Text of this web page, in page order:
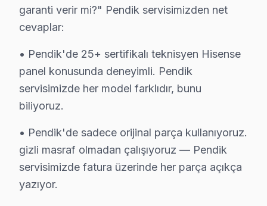
Hisense cihaz'lerin tamiri, modeline ve arızanın
Panel/Ekran Değişimi:
Anakart Tamiri:Modellerin serisine bağlı
Güç Kartı, LED Backlight, T-Con Kartı:
Yazılım/Firmware İşlemleri:
Yazılım
Pendik'de Hisense Teknik Servis: Fabrika
Fabrika onarım teknisyenleri, Hisense ekran'lerde
Bununla birlikte, Fabrika tamir avantajları arasında
garanti verir mi?" Pendik servisimizden net
cevaplar:
• Pendik'de 25+ sertifikalı teknisyen Hisense
panel konusunda deneyimli. Pendik
servisimizde her model farklıdır, bunu
biliyoruz.
• Pendik'de sadece orijinal parça kullanıyoruz.
gizli masraf olmadan çalışıyoruz — Pendik
servisimizde fatura üzerinde her parça açıkça
yazıyor.